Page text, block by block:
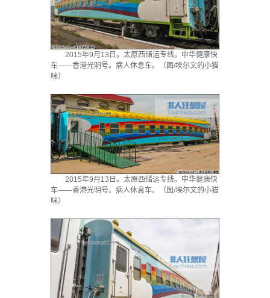
2015年9月13日。太原西储运专线。中华健康快
车——香港光明号。病人休息车。（图/埃尔文的小猫
咪）
2015年9月13日。太原西储运专线。中华健康快
车——香港光明号。病人休息车。（图/埃尔文的小猫
咪）